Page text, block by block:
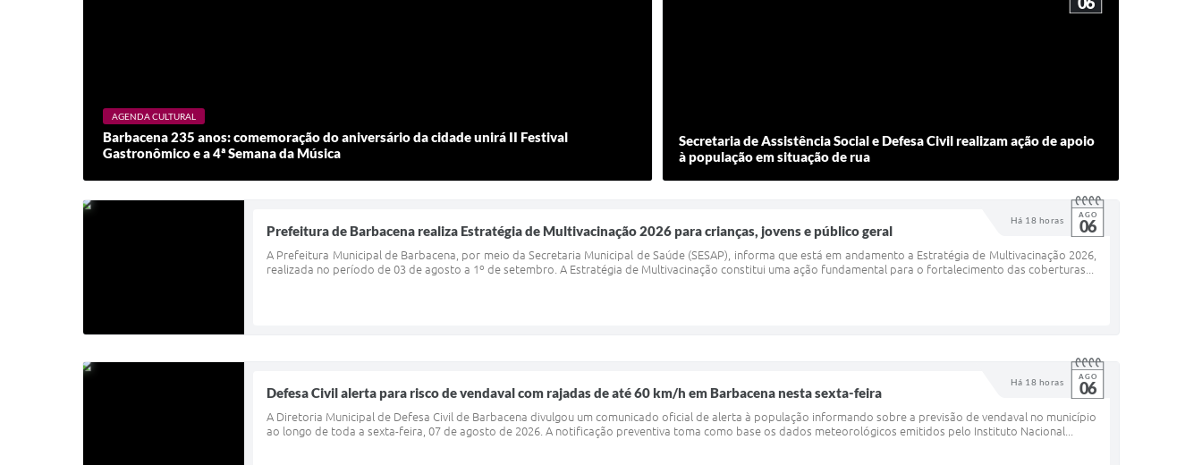
AGENDA CULTURAL
Barbacena 235 anos: comemoração do aniversário da cidade unirá II Festival
Gastronômico e a 4ª Semana da Música
Secretaria de Assistência Social e Defesa Civil realizam ação de apoio
à população em situação de rua
Há 18 horas AGO
06
Prefeitura de Barbacena realiza Estratégia de Multivacinação 2026 para crianças, jovens e público geral
A Prefeitura Municipal de Barbacena, por meio da Secretaria Municipal de Saúde (SESAP), informa que está em andamento a Estratégia de Multivacinação 2026,
realizada no período de 03 de agosto a 1º de setembro. A Estratégia de Multivacinação constitui uma ação fundamental para o fortalecimento das coberturas...
Há 18 horas AGO
06
Defesa Civil alerta para risco de vendaval com rajadas de até 60 km/h em Barbacena nesta sexta-feira
A Diretoria Municipal de Defesa Civil de Barbacena divulgou um comunicado oficial de alerta à população informando sobre a previsão de vendaval no município
ao longo de toda a sexta-feira, 07 de agosto de 2026. A notificação preventiva toma como base os dados meteorológicos emitidos pelo Instituto Nacional...